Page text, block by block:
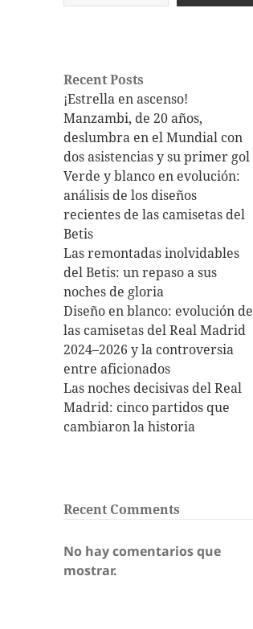
Recent Posts
¡Estrella en ascenso!
Manzambi, de 20 años,
deslumbra en el Mundial con
dos asistencias y su primer gol
Verde y blanco en evolución:
análisis de los diseños
recientes de las camisetas del
Betis
Las remontadas inolvidables
del Betis: un repaso a sus
noches de gloria
Diseño en blanco: evolución de
las camisetas del Real Madrid
2024–2026 y la controversia
entre aficionados
Las noches decisivas del Real
Madrid: cinco partidos que
cambiaron la historia
Recent Comments
No hay comentarios que
mostrar.